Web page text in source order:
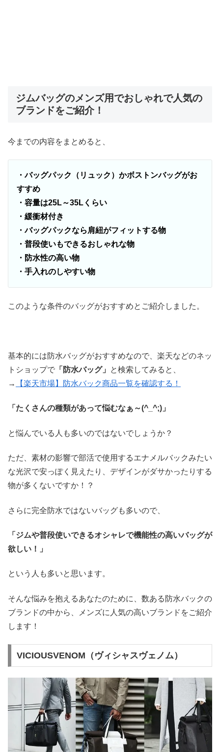
ジムバッグのメンズ用でおしゃれで人気の
ブランドをご紹介！
今までの内容をまとめると、
・バッグパック（リュック）かボストンバッグがお
すすめ
・容量は25L～35Lくらい
・緩衝材付き
・バッグパックなら肩紐がフィットする物
・普段使いもできるおしゃれな物
・防水性の高い物
・手入れのしやすい物
このような条件のバッグがおすすめとご紹介しました。
基本的には防水バッグがおすすめなので、楽天などのネッ
トショップで 「防水バッグ」
と検索してみると、
→
【楽天市場】防水バック商品一覧を確認する！
「たくさんの種類があって悩むなぁ～(^_^;)」
と悩んでいる人も多いのではないでしょうか？
ただ、素材の影響で部活で使用するエナメルバックみたい
な光沢で安っぽく見えたり、デザインがダサかったりする
物が多くないですか！？
さらに完全防水ではないバッグも多いので、
「ジムや普段使いできるオシャレで機能性の高いバッグが
欲しい！」
という人も多いと思います。
そんな悩みを抱えるあなたのために、数ある防水バックの
ブランドの中から、メンズに人気の高いブランドをご紹介
します！
VICIOUSVENOM（ヴィシャスヴェノム）